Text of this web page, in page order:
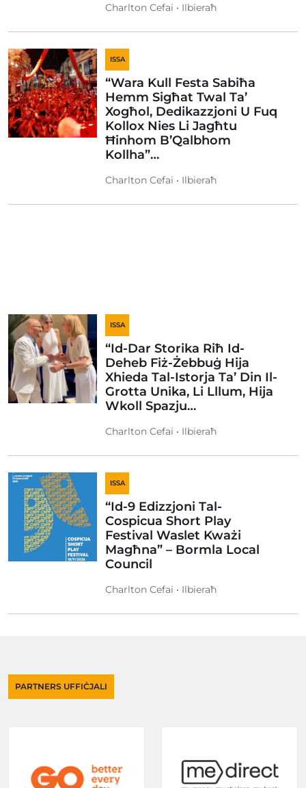
Charlton Cefai • Ilbieraħ
ISSA
“Wara Kull Festa Sabiħa
Hemm Sigħat Twal Ta’
Xogħol, Dedikazzjoni U Fuq
Kollox Nies Li Jagħtu
Ħinhom B’Qalbhom
Kollha”…
Charlton Cefai • Ilbieraħ
ISSA
“Id-Dar Storika Riħ Id-
Deheb Fiż-Żebbuġ Hija
Xhieda Tal-Istorja Ta’ Din Il-
Grotta Unika, Li Lllum, Hija
Wkoll Spazju…
Charlton Cefai • Ilbieraħ
ISSA
“Id-9 Edizzjoni Tal-
Cospicua Short Play
Festival Waslet Kważi
Magħna” – Bormla Local
Council
Charlton Cefai • Ilbieraħ
PARTNERS UFFIĊJALI